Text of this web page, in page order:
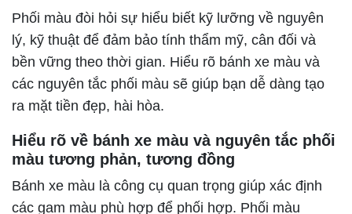
Phối màu đòi hỏi sự hiểu biết kỹ lưỡng về nguyên
lý, kỹ thuật để đảm bảo tính thẩm mỹ, cân đối và
bền vững theo thời gian. Hiểu rõ bánh xe màu và
các nguyên tắc phối màu sẽ giúp bạn dễ dàng tạo
ra mặt tiền đẹp, hài hòa.
Hiểu rõ về bánh xe màu và nguyên tắc phối
màu tương phản, tương đồng
Bánh xe màu là công cụ quan trọng giúp xác định
các gam màu phù hợp để phối hợp. Phối màu